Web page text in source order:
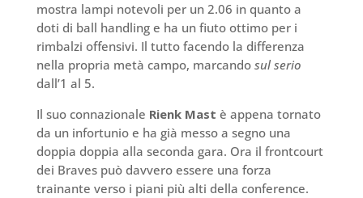
mostra lampi notevoli per un 2.06 in quanto a
doti di ball handling e ha un fiuto ottimo per i
rimbalzi offensivi. Il tutto facendo la differenza
nella propria metà campo, marcando sul serio
dall’1 al 5.
Il suo connazionale Rienk Mast è appena tornato
da un infortunio e ha già messo a segno una
doppia doppia alla seconda gara. Ora il frontcourt
dei Braves può davvero essere una forza
trainante verso i piani più alti della conference.